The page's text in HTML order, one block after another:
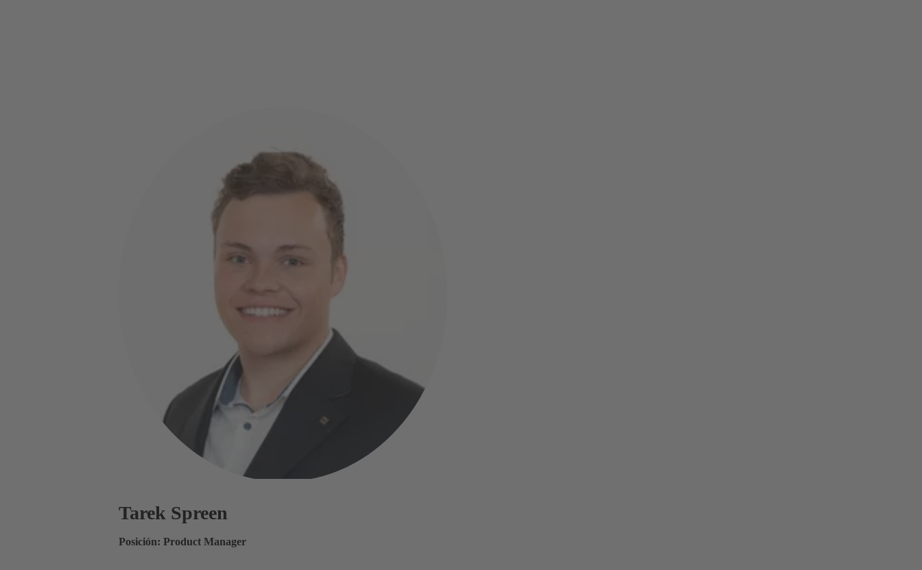
Tarek Spreen
Posición: Product Manager